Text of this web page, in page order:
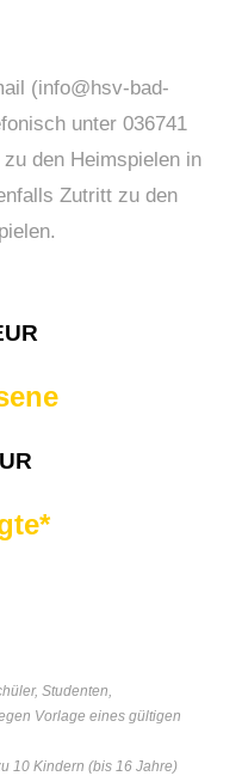
(info@hsv-bad-
unter 036741
den Heimspielen in
Zutritt zu den
Studenten,
Vorlage eines gültigen
10 Kindern (bis 16 Jahre)